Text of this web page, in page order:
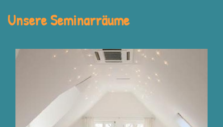
Unsere Seminarräume